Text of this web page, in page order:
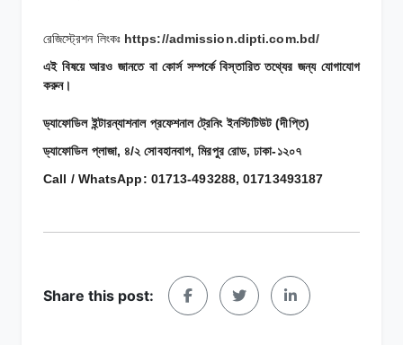
রেজিস্ট্রেশন লিংকঃ https://admission.dipti.com.bd/
এই বিষয়ে আরও জানতে বা কোর্স সম্পর্কে বিস্তারিত তথ্যের জন্য যোগাযোগ
করুন।
ড্যাফোডিল ইন্টারন্যাশনাল প্রফেশনাল ট্রেনিং ইনস্টিটিউট (দীপ্তি)
ড্যাফোডিল প্লাজা, ৪/২ সোবহানবাগ, মিরপুর রোড, ঢাকা-১২০৭
Call / WhatsApp: 01713-493288, 01713493187
Share this post: